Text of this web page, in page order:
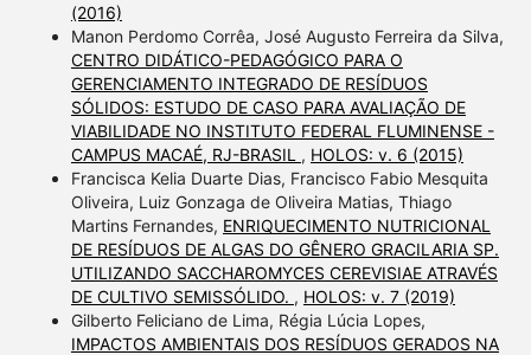
(2016)
Manon Perdomo Corrêa, José Augusto Ferreira da Silva,
CENTRO DIDÁTICO-PEDAGÓGICO PARA O
GERENCIAMENTO INTEGRADO DE RESÍDUOS
SÓLIDOS: ESTUDO DE CASO PARA AVALIAÇÃO DE
VIABILIDADE NO INSTITUTO FEDERAL FLUMINENSE -
CAMPUS MACAÉ, RJ-BRASIL , HOLOS: v. 6 (2015)
Francisca Kelia Duarte Dias, Francisco Fabio Mesquita
Oliveira, Luiz Gonzaga de Oliveira Matias, Thiago
Martins Fernandes, ENRIQUECIMENTO NUTRICIONAL
DE RESÍDUOS DE ALGAS DO GÊNERO GRACILARIA SP.
UTILIZANDO SACCHAROMYCES CEREVISIAE ATRAVÉS
DE CULTIVO SEMISSÓLIDO. , HOLOS: v. 7 (2019)
Gilberto Feliciano de Lima, Régia Lúcia Lopes,
IMPACTOS AMBIENTAIS DOS RESÍDUOS GERADOS NA